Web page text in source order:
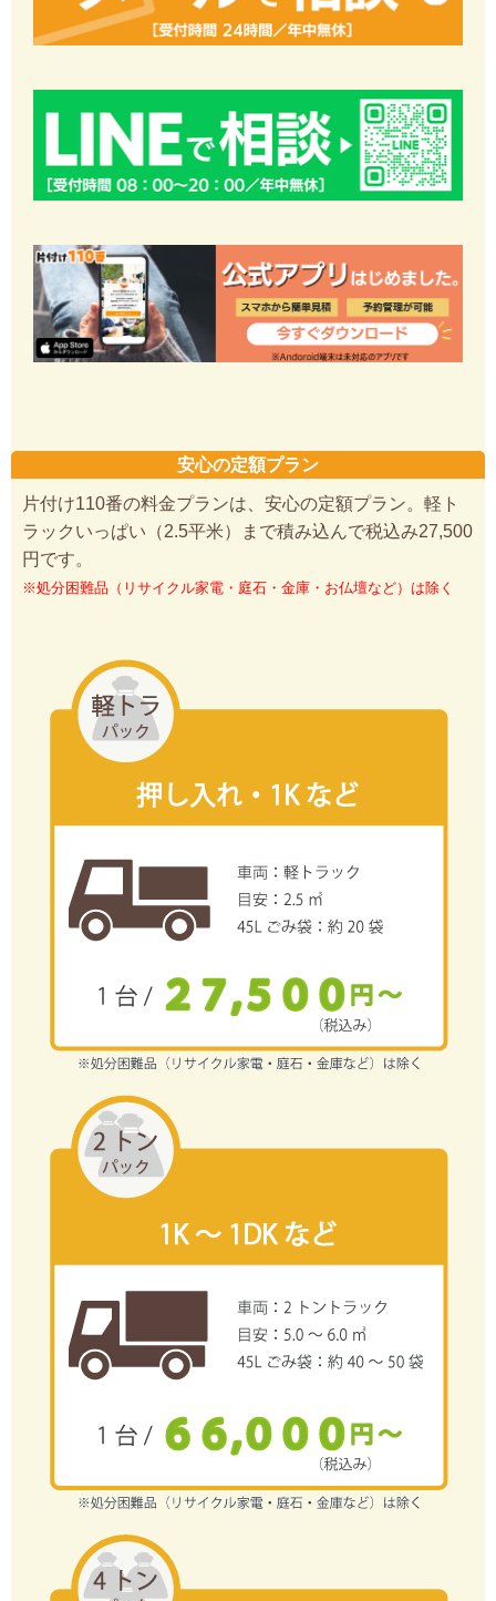
安心の定額プラン
片付け110番の料金プランは、安心の定額プラン。軽ト
ラックいっぱい（2.5平米）まで積み込んで税込み27,500
円です。
※処分困難品（リサイクル家電・庭石・金庫・お仏壇など）は除く